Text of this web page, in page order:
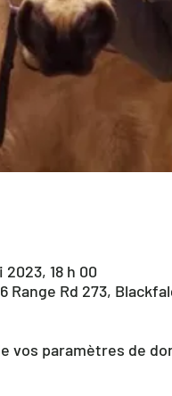
2023, 18 h 00
Range Rd 273,
vos paramètres de